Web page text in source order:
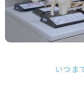
良
の
いつま